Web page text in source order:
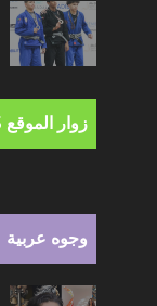
زوار الموقع OUR VISITORS
وجوه عربية